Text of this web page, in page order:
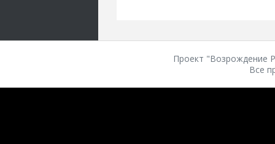
Проект "Возрождение
Все